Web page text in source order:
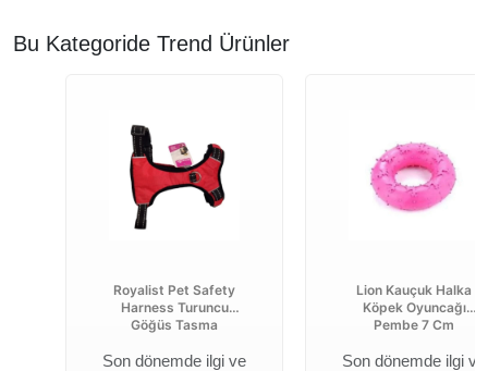
Bu Kategoride Trend Ürünler
Royalist Pet Safety
Harness Turuncu
Göğüs Tasma
Son dönemde ilgi ve
Lion Kauçuk Halka
Köpek Oyuncağı
Pembe 7 Cm
Son dönemde ilgi ve